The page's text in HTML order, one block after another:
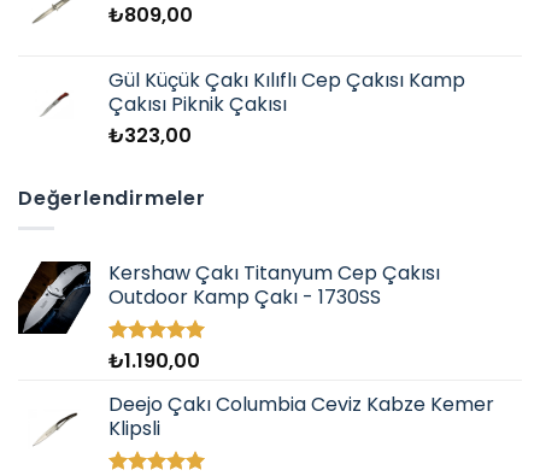
₺809,00
Gül Küçük Çakı Kılıflı Cep Çakısı Kamp
Çakısı Piknik Çakısı
₺323,00
Değerlendirmeler
Kershaw Çakı Titanyum Cep Çakısı
Outdoor Kamp Çakı - 1730SS
5 üzerinden
aldı
₺1.190,00
Deejo Çakı Columbia Ceviz Kabze Kemer
Klipsli